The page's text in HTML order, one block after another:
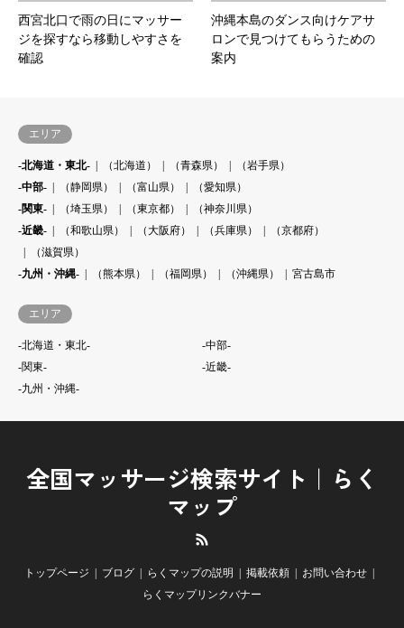
西宮北口で雨の日にマッサー
ジを探すなら移動しやすさを
確認
沖縄本島のダンス向けケアサ
ロンで見つけてもらうための
案内
エリア
-北海道・東北- （北海道） （青森県）
（岩手県）
-中部-
（静岡県） （富山県）
（愛知県）
-関東-
（埼玉県） （東京都）
（神奈川県）
-近畿-
（和歌山県） （大阪府） （兵庫県）
（京都府）
（滋賀県）
-九州・沖縄-
（熊本県） （福岡県） （沖縄県） 宮古島市
エリア
-北海道・東北-
-中部-
-関東-
-近畿-
-九州・沖縄-
全国マッサージ検索サイト｜らく
マップ
トップページ ブログ らくマップの説明 掲載依頼
お問い合わせ
らくマップリンクバナー